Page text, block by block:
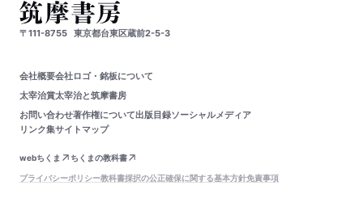
〒111-8755 東京都台東区蔵前2-5-3
会社概要会社ロゴ・銘板について
太宰治賞太宰治と筑摩書房
お問い合わせ著作権について出版目録ソーシャルメディア
リンク集サイトマップ
webちくま
ちくまの教科書
プライバシーポリシー教科書採択の公正確保に関する基本方針免責事項